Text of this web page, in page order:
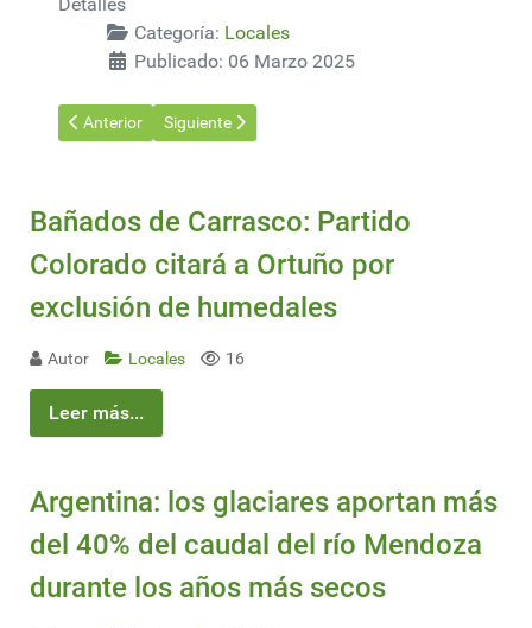
Categoría: Locales
Publicado: 06 Marzo 2025
Artículo anterior: Fundación UPM ofrece becas para docentes
Anterior Artículo siguiente: Exportaciones uruguayas
Siguiente
Bañados de Carrasco: Partido
Colorado citará a Ortuño por
exclusión de humedales
Autor Locales 16
Leer más...
Argentina: los glaciares aportan más
del 40% del caudal del río Mendoza
durante los años más secos